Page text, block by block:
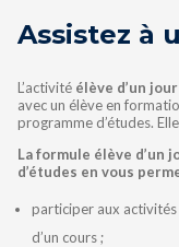
Assistez à
L’activité élève d’un
avec un élève en
programme d’études.
La formule élève d’un
d’études en vous
participer aux activités
d’un cours ;